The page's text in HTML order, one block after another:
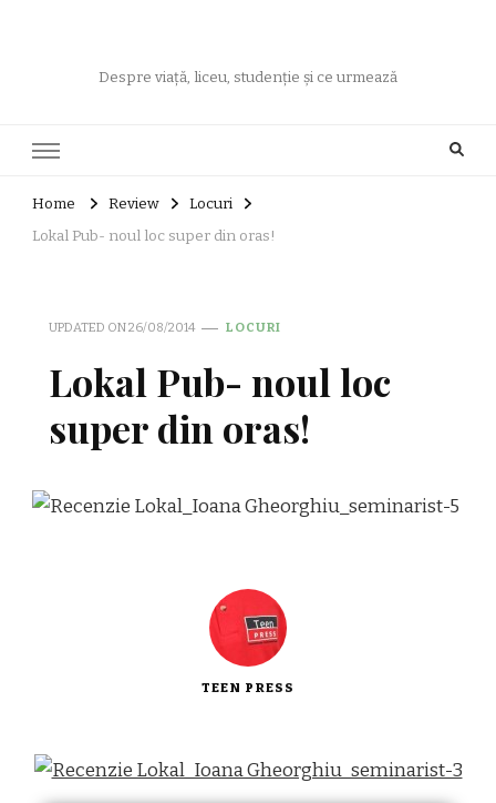
Despre viață, liceu, studenție și ce urmează
Home Review
Locuri
Lokal Pub- noul loc super din oras!
UPDATED ON26/08/2014 LOCURI
Lokal Pub- noul loc
super din oras!
TEEN PRESS